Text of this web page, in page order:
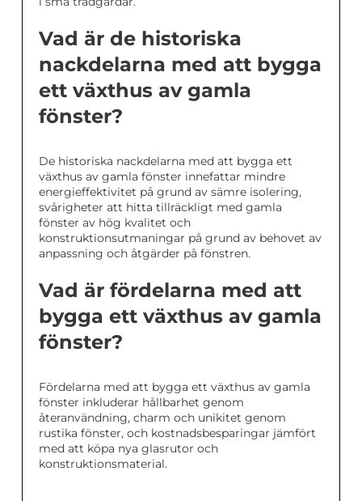
Vad är de historiska
nackdelarna med att bygga
ett växthus av gamla
fönster?
De historiska nackdelarna med att bygga ett
växthus av gamla fönster innefattar mindre
energieffektivitet på grund av sämre isolering,
svårigheter att hitta tillräckligt med gamla
fönster av hög kvalitet och
konstruktionsutmaningar på grund av behovet av
anpassning och åtgärder på fönstren.
Vad är fördelarna med att
bygga ett växthus av gamla
fönster?
Fördelarna med att bygga ett växthus av gamla
fönster inkluderar hållbarhet genom
återanvändning, charm och unikitet genom
rustika fönster, och kostnadsbesparingar jämfört
med att köpa nya glasrutor och
konstruktionsmaterial.